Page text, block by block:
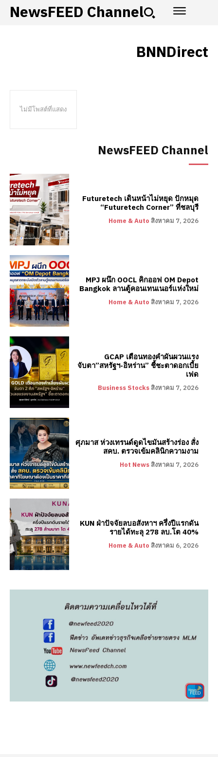
NewsFEED Channel
BNNDirect
ไม่มีโพสต์ที่แสดง
NewsFEED Channel
Futuretech เดินหน้าไม่หยุด ปักหมุด
“Futuretech Corner” ที่ชลบุรี
Home & Auto สิงหาคม 7, 2026
MPJ ผนึก OOCL คิกออฟ OM Depot
Bangkok ลานตู้คอนเทนเนอร์แห่งใหม่
Home & Auto สิงหาคม 7, 2026
GCAP เตือนทองคำผันผวนแรง
จับตา”สหรัฐฯ-อิหร่าน” ชี้ชะตาดอกเบี้ย
เฟด
Business Stocks สิงหาคม 7, 2026
ศุภมาส ห่วงเทรนด์ดูดไขมันสร้างร่อง สั่ง
สคบ. ตรวจเข้มคลินิกความงาม
Hot News สิงหาคม 7, 2026
KUN ฝ่าปัจจัยลบอสังหาฯ ครึ่งปีแรกดัน
รายได้ทะลุ 278 ลบ.โต 40%
Home & Auto สิงหาคม 6, 2026